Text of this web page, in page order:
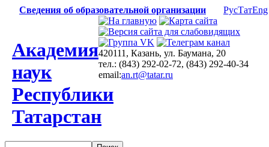
Сведения об образовательной организации РусТатEng
Академия
наук
Республики
Татарстан
420111, Казань, ул. Баумана, 20
тел.: (843) 292-02-72, (843) 292-40-34
email:an.rt@tatar.ru